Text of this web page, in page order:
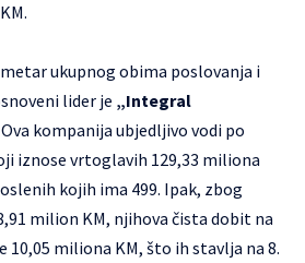
ukupnog obima poslovanja i
lider je „Integral
Ova kompanija ubjedljivo vodi po
iznose vrtoglavih 129,33 miliona
kojih ima 499. Ipak, zbog
milion KM, njihova čista dobit na
10,05 miliona KM, što ih stavlja na 8.